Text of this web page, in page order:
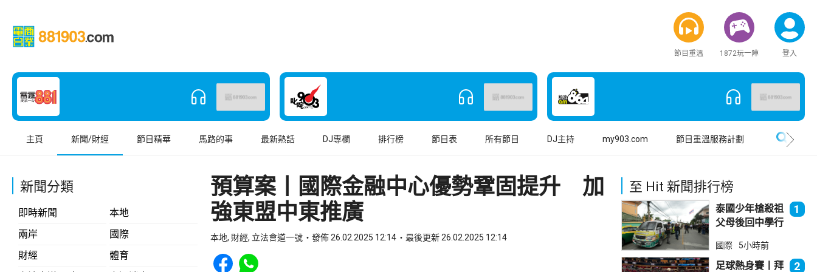
節目重溫 1872玩一陣 登入
主頁 新聞/財經 節目精華 馬路的事 最新熱話 DJ專欄 排行榜 節目表 所有節目 DJ主持 my903.com 節目重溫服務計劃
新聞分類
即時新聞
本地
兩岸
國際
財經
體育
預算案丨國際金融中心優勢鞏固提升 加
強東盟中東推廣
本地, 財經, 立法會道一號 發佈 26.02.2025 12:14 最後更新 26.02.2025 12:14
Share to Facebook
Share to WhatsApp
至 Hit 新聞排行榜
泰國少年槍殺祖
父母後回中學行
死23傷
1
國際 5小時前
足球熱身賽丨拜 2